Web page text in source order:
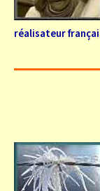
réalisateur